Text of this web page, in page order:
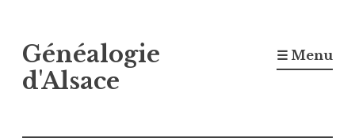
au
contenu
Généalogie
d'Alsace
☰ Menu